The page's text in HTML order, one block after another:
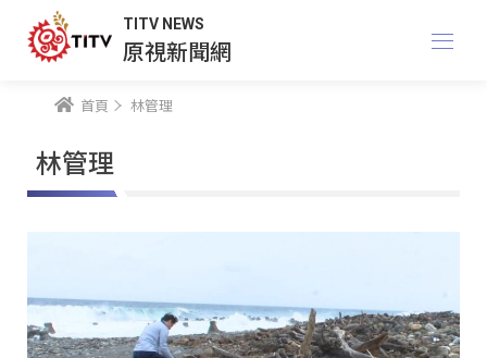
TITV NEWS
原視新聞網
首頁 林管理
林管理